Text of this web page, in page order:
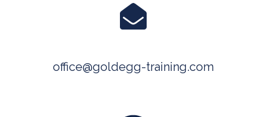
office@goldegg-training.com